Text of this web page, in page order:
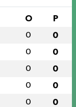
O P
0 0
0 0
0 0
0 0
0 0